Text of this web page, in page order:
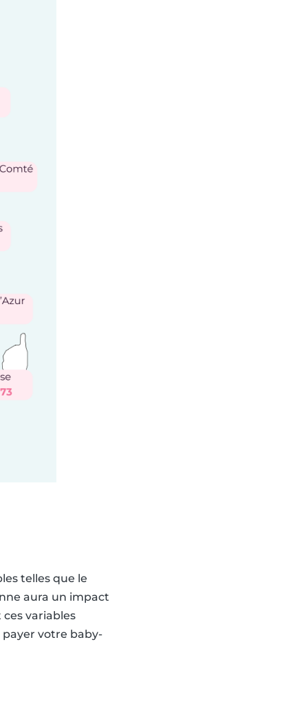
telles que le
aura un impact
variables
votre baby-